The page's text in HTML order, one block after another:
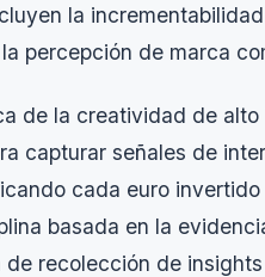
la
percepción de marca
de la creatividad de
capturar señales de
cada euro
basada en la
de recolección de insights